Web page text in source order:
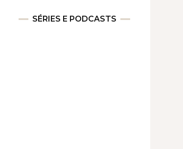
SÉRIES E PODCASTS